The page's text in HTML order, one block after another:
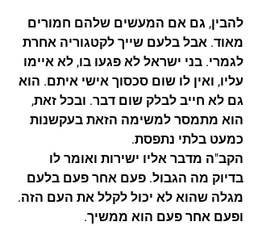
להבין, גם אם המעשים שלהם חמורים
מאוד. אבל בלעם שייך לקטגוריה אחרת
לגמרי. בני ישראל לא פגעו בו, לא איימו
עליו, ואין לו שום סכסוך אישי איתם. הוא
גם לא חייב לבלק שום דבר. ובכל זאת,
הוא מתמסר למשימה הזאת בעקשנות
כמעט בלתי נתפסת.
הקב"ה מדבר אליו ישירות ואומר לו
בדיוק מה הגבול. פעם אחר פעם בלעם
מגלה שהוא לא יכול לקלל את העם הזה.
ופעם אחר פעם הוא ממשיך.